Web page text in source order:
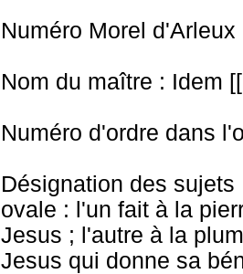
Numéro Morel d'Arleux
Nom du maître : Idem
Numéro d'ordre dans
Désignation des
ovale : l'un fait à la
Jesus ; l'autre à la
Jesus qui donne sa